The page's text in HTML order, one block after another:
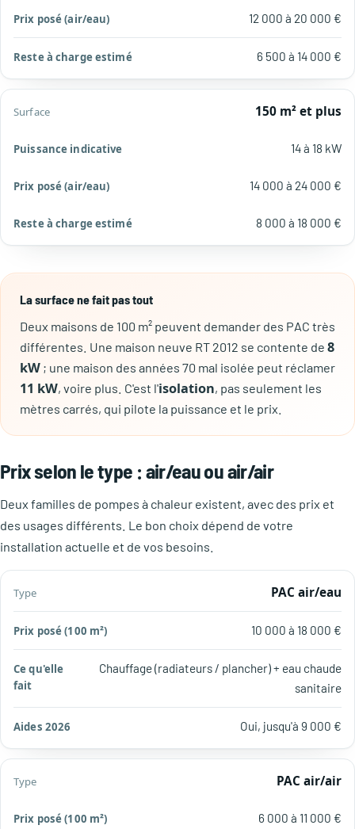
12 000 à 20 000 €
6 500 à 14 000 €
150 m² et plus
14 à 18 kW
14 000 à 24 000 €
8 000 à 18 000 €
La surface ne fait pas tout
Deux maisons de 100 m² peuvent demander des PAC très
différentes. Une maison neuve RT 2012 se contente de 8
kW ; une maison des années 70 mal isolée peut réclamer
11 kW, voire plus. C'est l'isolation, pas seulement les
mètres carrés, qui pilote la puissance et le prix.
Prix selon le type : air/eau ou air/air
Deux familles de pompes à chaleur existent, avec des prix et
des usages différents. Le bon choix dépend de votre
installation actuelle et de vos besoins.
Type
(100
qu'elle
PAC air/eau
10 000 à 18 000 €
Chauffage (radiateurs / plancher) + eau chaude
sanitaire
Oui, jusqu'à 9 000 €
PAC air/air
6 000 à 11 000 €